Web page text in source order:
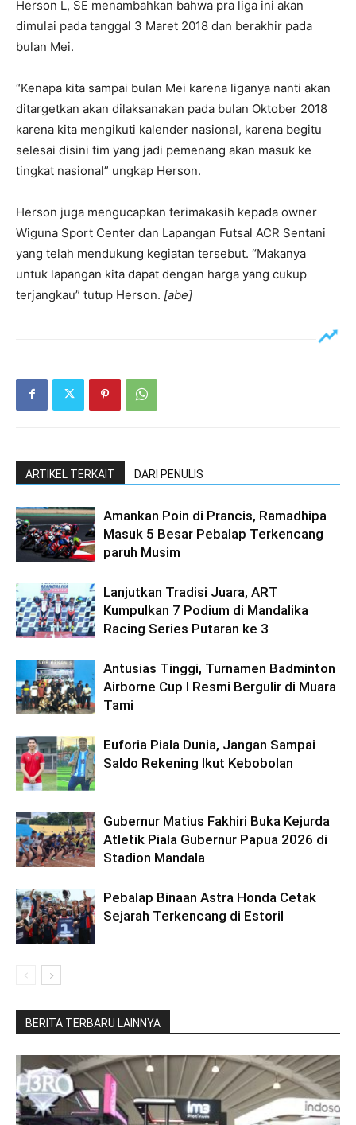
Herson L, SE menambahkan bahwa pra liga ini akan
dimulai pada tanggal 3 Maret 2018 dan berakhir pada
bulan Mei.
“Kenapa kita sampai bulan Mei karena liganya nanti akan
ditargetkan akan dilaksanakan pada bulan Oktober 2018
karena kita mengikuti kalender nasional, karena begitu
selesai disini tim yang jadi pemenang akan masuk ke
tingkat nasional” ungkap Herson.
Herson juga mengucapkan terimakasih kepada owner
Wiguna Sport Center dan Lapangan Futsal ACR Sentani
yang telah mendukung kegiatan tersebut. “Makanya
untuk lapangan kita dapat dengan harga yang cukup
terjangkau” tutup Herson. [abe]
ARTIKEL TERKAIT DARI PENULIS
Amankan Poin di Prancis, Ramadhipa
Masuk 5 Besar Pebalap Terkencang
paruh Musim
Lanjutkan Tradisi Juara, ART
Kumpulkan 7 Podium di Mandalika
Racing Series Putaran ke 3
Antusias Tinggi, Turnamen Badminton
Airborne Cup I Resmi Bergulir di Muara
Tami
Euforia Piala Dunia, Jangan Sampai
Saldo Rekening Ikut Kebobolan
Gubernur Matius Fakhiri Buka Kejurda
Atletik Piala Gubernur Papua 2026 di
Stadion Mandala
Pebalap Binaan Astra Honda Cetak
Sejarah Terkencang di Estoril
BERITA TERBARU LAINNYA